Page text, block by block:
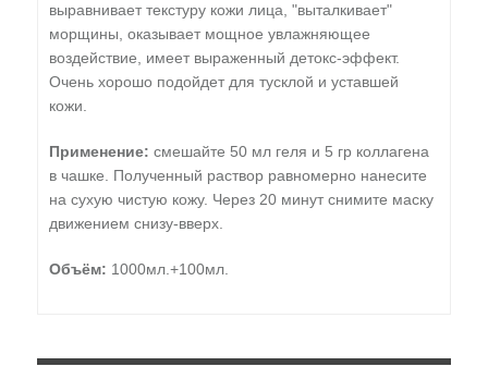
выравнивает текстуру кожи лица, "выталкивает"
морщины, оказывает мощное увлажняющее
воздействие, имеет выраженный детокс-эффект.
Очень хорошо подойдет для тусклой и уставшей
кожи.
Применение: смешайте 50 мл геля и 5 гр коллагена
в чашке. Полученный раствор равномерно нанесите
на сухую чистую кожу. Через 20 минут снимите маску
движением снизу-вверх.
Объём: 1000мл.+100мл.